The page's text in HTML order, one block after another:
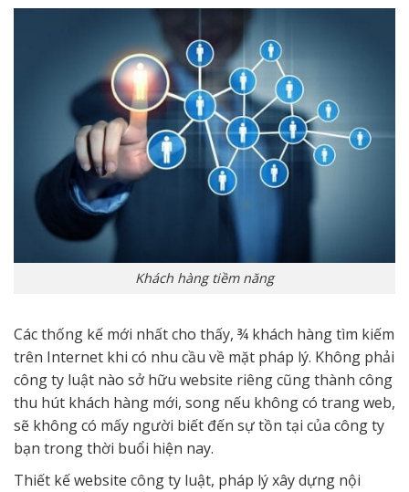
Khách hàng tiềm năng
Các thống kế mới nhất cho thấy, ¾ khách hàng tìm kiếm
trên Internet khi có nhu cầu về mặt pháp lý. Không phải
công ty luật nào sở hữu website riêng cũng thành công
thu hút khách hàng mới, song nếu không có trang web,
sẽ không có mấy người biết đến sự tồn tại của công ty
bạn trong thời buổi hiện nay.
Thiết kế website công ty luật, pháp lý xây dựng nội